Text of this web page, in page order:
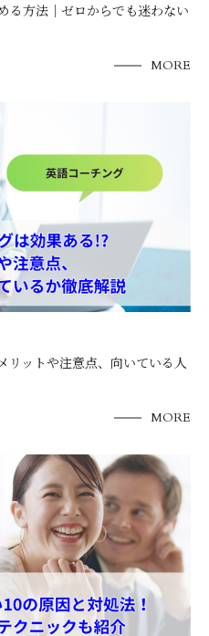
る方法｜ゼロからでも迷わない
MORE
リットや注意点、向いている人
MORE